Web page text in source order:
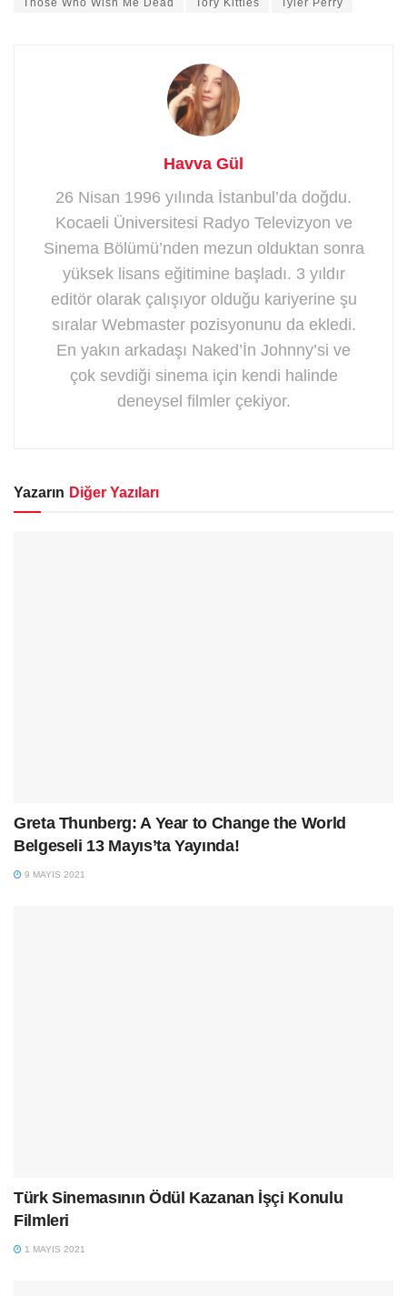
Those Who Wish Me Dead Tory Kittles Tyler Perry
Havva Gül
26 Nisan 1996 yılında İstanbul’da doğdu.
Kocaeli Üniversitesi Radyo Televizyon ve
Sinema Bölümü’nden mezun olduktan sonra
yüksek lisans eğitimine başladı. 3 yıldır
editör olarak çalışıyor olduğu kariyerine şu
sıralar Webmaster pozisyonunu da ekledi.
En yakın arkadaşı Naked’İn Johnny’si ve
çok sevdiği sinema için kendi halinde
deneysel filmler çekiyor.
Yazarın Diğer Yazıları
Greta Thunberg: A Year to Change the World
Belgeseli 13 Mayıs’ta Yayında!
9 MAYIS 2021
Türk Sinemasının Ödül Kazanan İşçi Konulu
Filmleri
1 MAYIS 2021